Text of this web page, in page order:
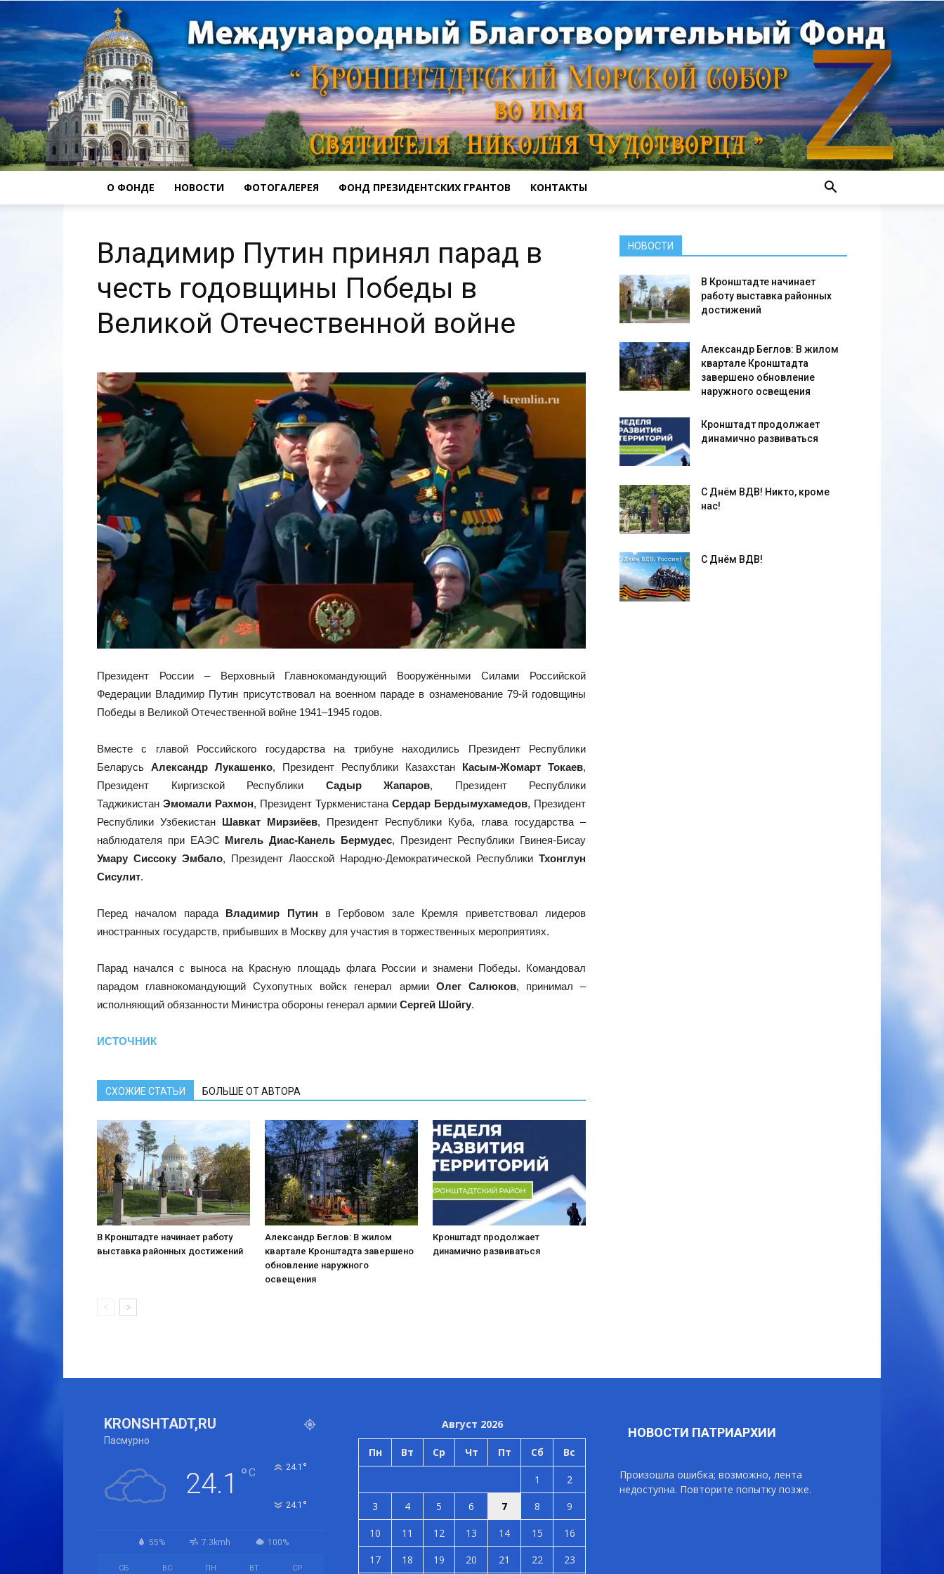
собор
О ФОНДЕ НОВОСТИ ФОТОГАЛЕРЕЯ ФОНД ПРЕЗИДЕНТСКИХ ГРАНТОВ КОНТАКТЫ
Владимир Путин принял парад в
честь годовщины Победы в
Великой Отечественной войне
Президент России – Верховный Главнокомандующий Вооружёнными Силами Российской
Федерации Владимир Путин присутствовал на военном параде в ознаменование 79-й годовщины
Победы в Великой Отечественной войне 1941–1945 годов.
Вместе с главой Российского государства на трибуне находились Президент Республики
Беларусь Александр Лукашенко, Президент Республики Казахстан Касым-Жомарт Токаев,
Президент Киргизской Республики Садыр Жапаров, Президент Республики
Таджикистан Эмомали Рахмон, Президент Туркменистана Сердар Бердымухамедов, Президент
Республики Узбекистан Шавкат Мирзиёев, Президент Республики Куба, глава государства –
наблюдателя при ЕАЭС Мигель Диас-Канель Бермудес, Президент Республики Гвинея-Бисау
Умару Сиссоку Эмбало, Президент Лаосской Народно-Демократической Республики Тхонглун
Сисулит.
Перед началом парада Владимир Путин в Гербовом зале Кремля приветствовал лидеров
иностранных государств, прибывших в Москву для участия в торжественных мероприятиях.
Парад начался с выноса на Красную площадь флага России и знамени Победы. Командовал
парадом главнокомандующий Сухопутных войск генерал армии Олег Салюков, принимал –
исполняющий обязанности Министра обороны генерал армии Сергей Шойгу.
ИСТОЧНИК
СХОЖИЕ СТАТЬИ БОЛЬШЕ ОТ АВТОРА
В Кронштадте начинает работу
выставка районных достижений
Александр Беглов: В жилом
квартале Кронштадта завершено
обновление наружного
освещения
Кронштадт продолжает
динамично развиваться
НОВОСТИ
В Кронштадте начинает
работу выставка районных
достижений
Александр Беглов: В жилом
квартале Кронштадта
завершено обновление
наружного освещения
Кронштадт продолжает
динамично развиваться
С Днём ВДВ! Никто, кроме
нас!
С Днём ВДВ!
KRONSHTADT,RU
Пасмурно
24.1 °C 24.1 °
24.1 °
55% 7.3kmh 100%
СБ ВС ПН ВТ СР
Август 2026
Пн Вт Ср Чт Пт Сб Вс
1
2
3
4 5 6 7 8
9
10
11 12 13 14 15
16
17
18 19 20 21 22 23
НОВОСТИ ПАТРИАРХИИ
Произошла ошибка; возможно, лента
недоступна. Повторите попытку позже.